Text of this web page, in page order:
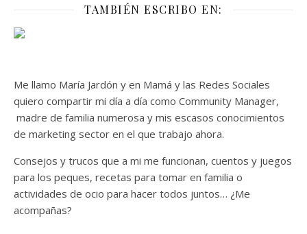
TAMBIÉN ESCRIBO EN:
Me llamo María Jardón y en Mamá y las Redes Sociales
quiero compartir mi día a día como Community Manager,
madre de familia numerosa y mis escasos conocimientos
de marketing sector en el que trabajo ahora.
Consejos y trucos que a mi me funcionan, cuentos y juegos
para los peques, recetas para tomar en familia o
actividades de ocio para hacer todos juntos… ¿Me
acompañas?